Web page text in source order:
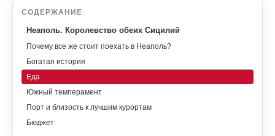
СОДЕРЖАНИЕ
Неаполь. Королевство обеих Сицилий
Почему все же стоит поехать в Неаполь?
Богатая история
Еда
Южный темперамент
Порт и близость к лучшим курортам
Бюджет